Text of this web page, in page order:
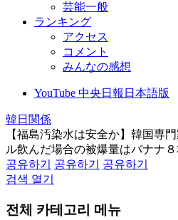
芸能一般
ランキング
アクセス
コメント
みんなの感想
YouTube 中央日報日本語版
韓日関係
【福島汚染水は安全か】韓国専
ル飲んだ場合の被爆量はバナナ
공유하기
공유하기
공유하기
검색 열기
전체 카테고리 메뉴